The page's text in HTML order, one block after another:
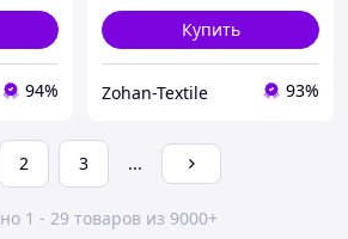
94%
Купить
Zohan-Textile 93%
2 3 ...
1 - 29 товаров из 9000+